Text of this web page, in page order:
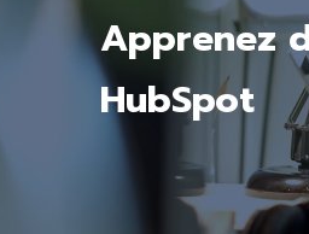
Apprenez
HubSpot